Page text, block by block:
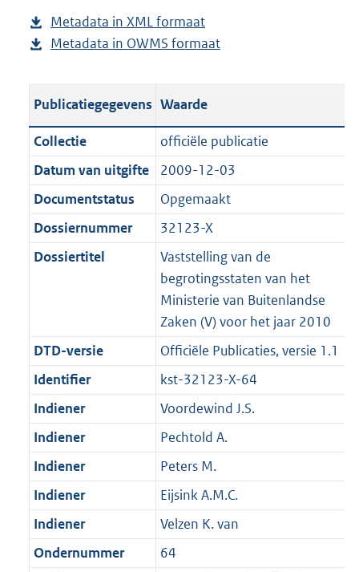
b
l
c
t
i
e
i
n
a
a
t
o
o
t
:
1
K
b
u
b
i
a
t
i
e
i
m
a
a
t
r
o
t
e
2
K
b
p
u
l
c
a
t
i
e
r
m
a
a
t
g
r
o
t
:
1
K
b
Metadata in XML formaat
e
a
n
d
s
g
r
o
o
t
t
e
:
2
K
b
Metadata in OWMS formaat
a
n
d
s
g
r
o
o
t
t
e
:
2
K
b
Publicatiegegevens Waarde
Collectie
officiële publicatie
Datum van uitgifte
2009-12-03
Documentstatus
Opgemaakt
Dossiernummer
32123-X
Dossiertitel
Vaststelling van de
begrotingsstaten van het
Ministerie van Buitenlandse
Zaken (V) voor het jaar 2010
DTD-versie
Officiële Publicaties, versie 1.1
Identifier
kst-32123-X-64
Indiener
Voordewind J.S.
Indiener
Pechtold A.
Indiener
Peters M.
Indiener
Eijsink A.M.C.
Indiener
Velzen K. van
Ondernummer
64